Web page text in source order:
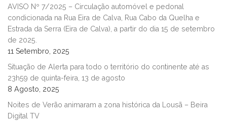
AVISO Nº 7/2025 – Circulação automóvel e pedonal
condicionada na Rua Eira de Calva, Rua Cabo da Quelha e
Estrada da Serra (Eira de Calva), a partir do dia 15 de setembro
de 2025.
11 Setembro, 2025
Situação de Alerta para todo o território do continente até as
23h59 de quinta-feira, 13 de agosto
8 Agosto, 2025
Noites de Verão animaram a zona histórica da Lousã – Beira
Digital TV